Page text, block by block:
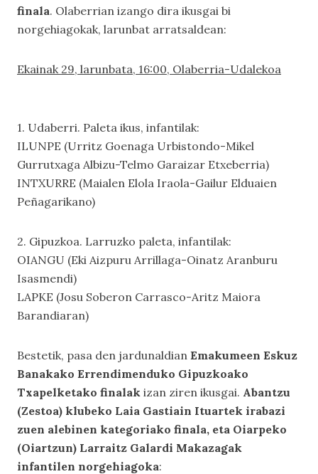
finala. Olaberrian izango dira ikusgai bi
norgehiagokak, larunbat arratsaldean:
Ekainak 29, larunbata, 16:00, Olaberria-Udalekoa
1. Udaberri. Paleta ikus, infantilak:
ILUNPE (Urritz Goenaga Urbistondo-Mikel
Gurrutxaga Albizu-Telmo Garaizar Etxeberria)
INTXURRE (Maialen Elola Iraola-Gailur Elduaien
Peñagarikano)
2. Gipuzkoa. Larruzko paleta, infantilak:
OIANGU (Eki Aizpuru Arrillaga-Oinatz Aranburu
Isasmendi)
LAPKE (Josu Soberon Carrasco-Aritz Maiora
Barandiaran)
Bestetik, pasa den jardunaldian Emakumeen Eskuz
Banakako Errendimenduko Gipuzkoako
Txapelketako finalak izan ziren ikusgai. Abantzu
(Zestoa) klubeko Laia Gastiain Ituartek irabazi
zuen alebinen kategoriako finala, eta Oiarpeko
(Oiartzun) Larraitz Galardi Makazagak
infantilen norgehiagoka: